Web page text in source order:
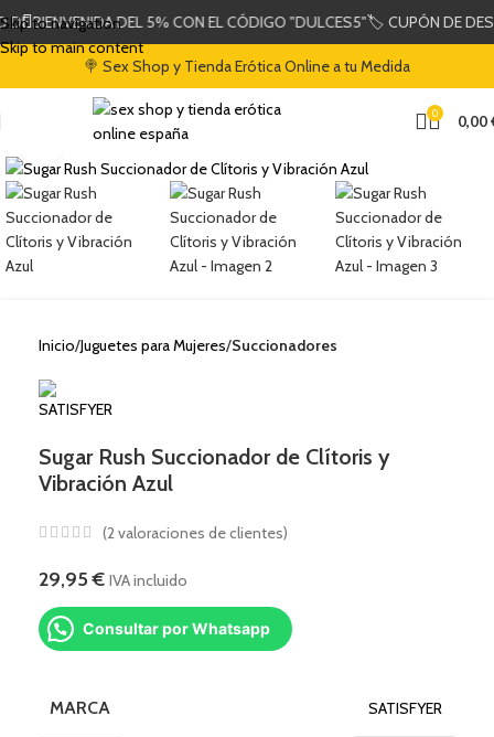
Skip to navigation
Skip to main content
🍭 Sex Shop y Tienda Erótica Online a tu Medida
0 0,00
Clic para ampliar
Inicio Juguetes para Mujeres Succionadores
Sugar Rush Succionador de Clítoris y
Vibración Azul
(2 valoraciones de clientes)
29,95€ IVA incluido
Consultar por Whatsapp
MARCA SATISFYER
DEL 5% CON EL CÓDIGO "DULCES5"🏷️ CUPÓN DE